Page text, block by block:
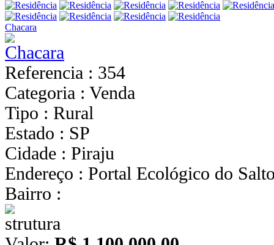
Chacara
Referencia : 354
Categoria : Venda
Tipo : Rural
Estado : SP
Cidade : Piraju
Endereço : Portal Ecológico do
Bairro :